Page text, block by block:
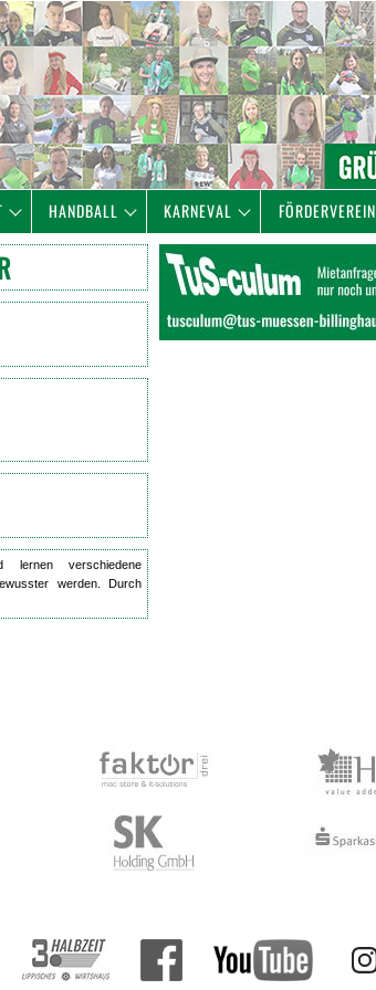
HANDBALL KARNEVAL FÖRDERVEREIN
lernen verschiedene
werden. Durch